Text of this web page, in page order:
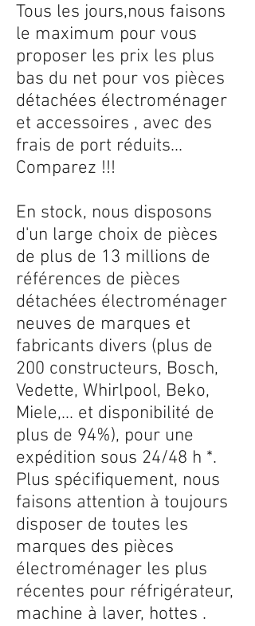
Tous les jours,nous faisons
le maximum pour vous
proposer les prix les plus
bas du net pour vos pièces
détachées électroménager
et accessoires , avec des
frais de port réduits...
Comparez !!!
En stock, nous disposons
d'un large choix de pièces
de plus de 13 millions de
références de pièces
détachées électroménager
neuves de marques et
fabricants divers (plus de
200 constructeurs, Bosch,
Vedette, Whirlpool, Beko,
Miele,... et disponibilité de
plus de 94%), pour une
expédition sous 24/48 h *.
Plus spécifiquement, nous
faisons attention à toujours
disposer de toutes les
marques des pièces
électroménager les plus
récentes pour réfrigérateur,
machine à laver, hottes .